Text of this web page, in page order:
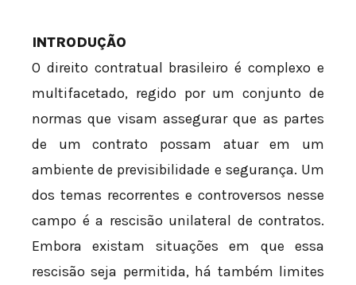
INTRODUÇÃO
O direito contratual brasileiro é complexo e
multifacetado, regido por um conjunto de
normas que visam assegurar que as partes
de um contrato possam atuar em um
ambiente de previsibilidade e segurança. Um
dos temas recorrentes e controversos nesse
campo é a rescisão unilateral de contratos.
Embora existam situações em que essa
rescisão seja permitida, há também limites